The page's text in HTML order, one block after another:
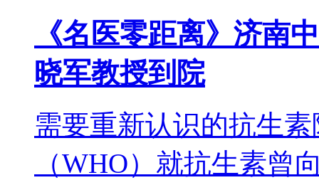
《名医零距离》济南
晓军教授到院
需要重新认识的抗生
（WHO）就抗生素曾